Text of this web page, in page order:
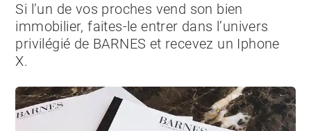
Si l’un de vos proches vend son bien
immobilier, faites-le entrer dans l’univers
privilégié de BARNES et recevez un Iphone
X.